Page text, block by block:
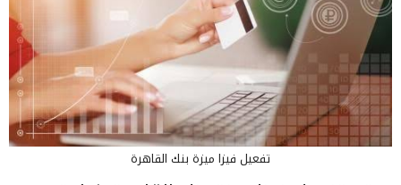
تفعيل فيزا ميزة بنك القاهرة